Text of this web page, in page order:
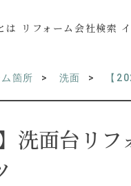
は リフォーム会社検索
箇所 洗面 【
洗面台リ